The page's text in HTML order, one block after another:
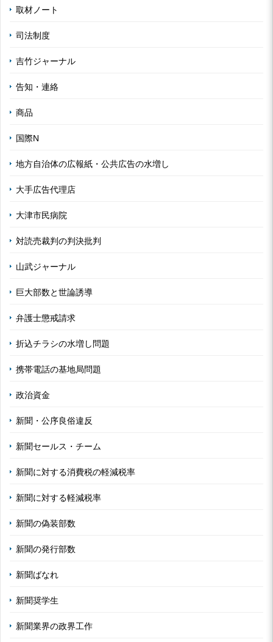
取材ノート
司法制度
吉竹ジャーナル
告知・連絡
商品
国際N
地方自治体の広報紙・公共広告の水増し
大手広告代理店
大津市民病院
対読売裁判の判決批判
山武ジャーナル
巨大部数と世論誘導
弁護士懲戒請求
折込チラシの水増し問題
携帯電話の基地局問題
政治資金
新聞・公序良俗違反
新聞セールス・チーム
新聞に対する消費税の軽減税率
新聞に対する軽減税率
新聞の偽装部数
新聞の発行部数
新聞ばなれ
新聞奨学生
新聞業界の政界工作